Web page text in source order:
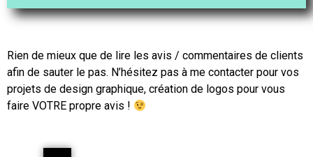
Rien de mieux que de lire les avis / commentaires de clients
afin de sauter le pas. N’hésitez pas à me contacter pour vos
projets de design graphique, création de logos pour vous
faire VOTRE propre avis !